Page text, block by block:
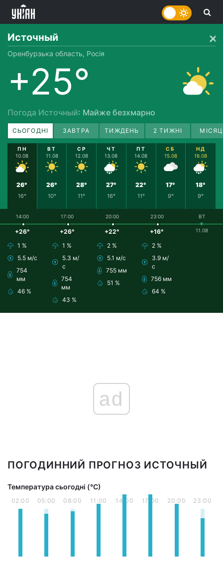
Источный
Оренбурзька область, Росія
+25°
Погода Источный: Майже безхмарно
СЬОГОДНІ ЗАВТРА ТИЖДЕНЬ 2 ТИЖНІ
ПН
10.08
26°
16°
ВТ
11.08
26°
10°
СР
12.08
28°
11°
ЧТ
13.08
27°
16°
ПТ
14.08
22°
11°
СБ
15.08
17°
9°
НД
16.08
18°
9°
14:00
+26°
1 %
5.5 м/с
754
мм
46 %
17:00
+26°
1 %
5.3 м/
с
754
мм
43 %
20:00
+22°
2 %
5.1 м/с
755 мм
51 %
23:00
+16°
2 %
3.9 м/
с
756 мм
64 %
ВТ
11.08
ad
ПОГОДИННИЙ ПРОГНОЗ ИСТОЧНЫЙ
Температура сьогодні (°С)
02:00 05:00 08:00 11:00 14:00 17:00 20:00 23:00